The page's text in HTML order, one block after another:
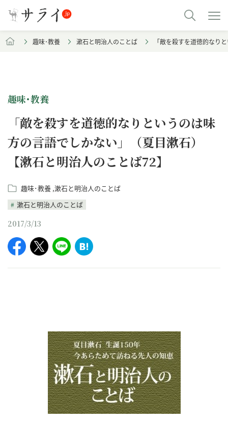
趣味･教養 漱石と明治人のことば 「敵を殺すを道徳的なり
趣味･教養
「敵を殺すを道徳的なりというのは味
方の言語でしかない」（夏目漱石）
【漱石と明治人のことば72】
趣味･教養 漱石と明治人のことば
漱石と明治人のことば
2017/3/13